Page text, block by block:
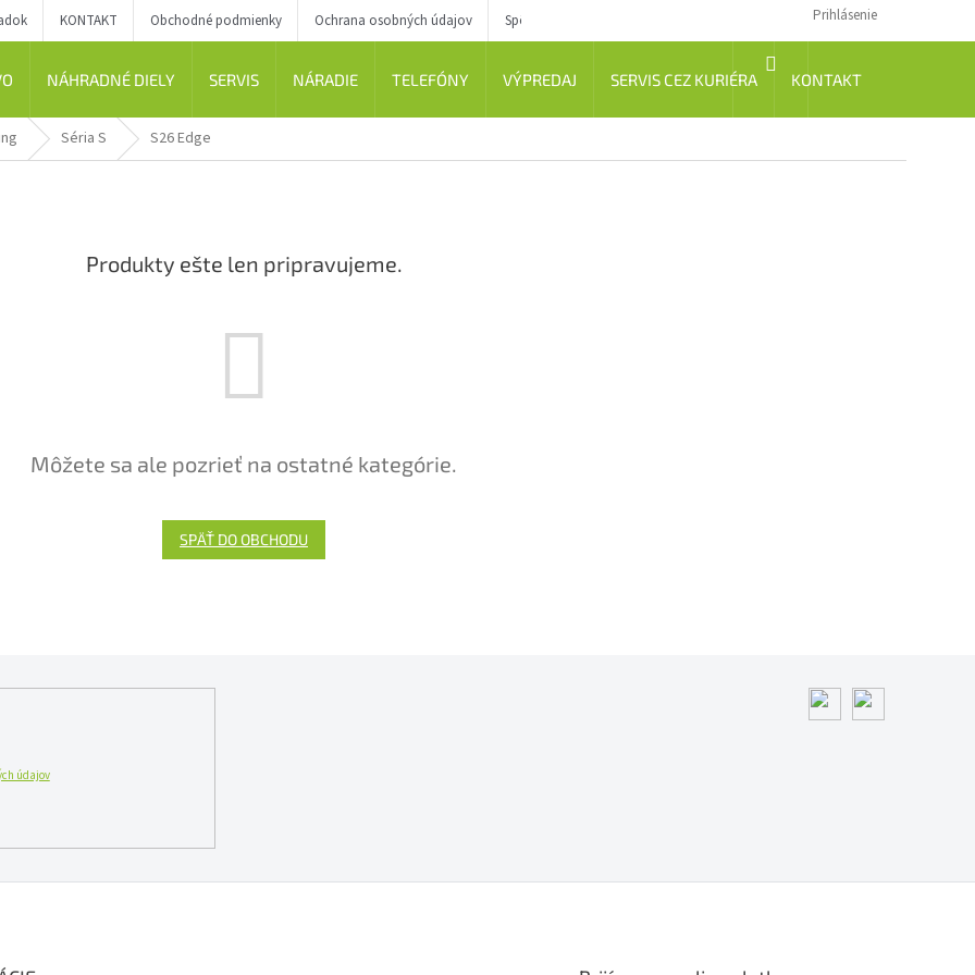
KONTAKT Obchodné podmienky Ochrana osobných údajov Spôsob dopravy Prihlásenie
NÁKUPNÝ
NÁHRADNÉ DIELY SERVIS NÁRADIE TELEFÓNY VÝPREDAJ SERVIS CEZ KURIÉRA KONTAKT
Séria S S26 Edge
Produkty ešte len pripravujeme.
Môžete sa ale pozrieť na ostatné kategórie.
SPÄŤ DO OBCHODU
údajov